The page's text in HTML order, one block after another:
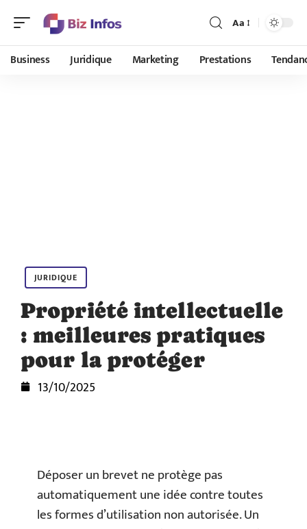
Aa
Business Juridique Marketing Prestations
JURIDIQUE
Propriété intellectuelle
: meilleures pratiques
pour la protéger
13/10/2025
Déposer un brevet ne protège pas
automatiquement une idée contre toutes
les formes d’utilisation non autorisée. Un